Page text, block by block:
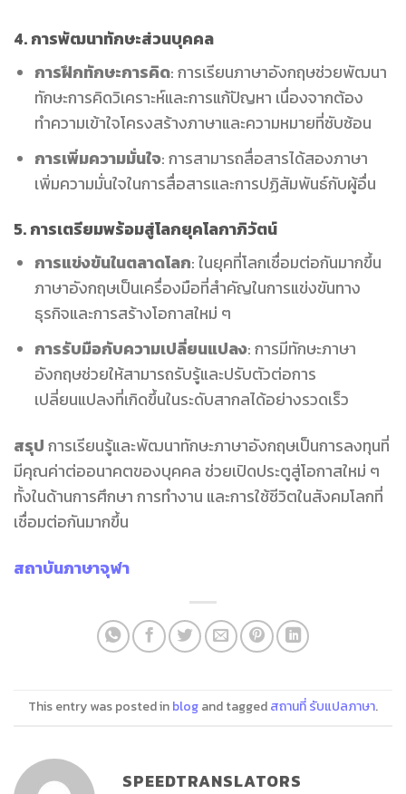
4. การพัฒนาทักษะส่วนบุคคล
การฝึกทักษะการคิด: การเรียนภาษาอังกฤษช่วยพัฒนา
ทักษะการคิดวิเคราะห์และการแก้ปัญหา เนื่องจากต้อง
ทำความเข้าใจโครงสร้างภาษาและความหมายที่ซับซ้อน
การเพิ่มความมั่นใจ: การสามารถสื่อสารได้สองภาษา
เพิ่มความมั่นใจในการสื่อสารและการปฏิสัมพันธ์กับผู้อื่น
5. การเตรียมพร้อมสู่โลกยุคโลกาภิวัตน์
การแข่งขันในตลาดโลก: ในยุคที่โลกเชื่อมต่อกันมากขึ้น
ภาษาอังกฤษเป็นเครื่องมือที่สำคัญในการแข่งขันทาง
ธุรกิจและการสร้างโอกาสใหม่ ๆ
การรับมือกับความเปลี่ยนแปลง: การมีทักษะภาษา
อังกฤษช่วยให้สามารถรับรู้และปรับตัวต่อการ
เปลี่ยนแปลงที่เกิดขึ้นในระดับสากลได้อย่างรวดเร็ว
สรุปการเรียนรู้และพัฒนาทักษะภาษาอังกฤษเป็นการลงทุนที่
มีคุณค่าต่ออนาคตของบุคคล ช่วยเปิดประตูสู่โอกาสใหม่ ๆ
ทั้งในด้านการศึกษา การทำงาน และการใช้ชีวิตในสังคมโลกที่
เชื่อมต่อกันมากขึ้น
สถาบันภาษาจุฬา
This entry was posted inblogand taggedสถานที่ รับแปลภาษา.
SPEEDTRANSLATORS